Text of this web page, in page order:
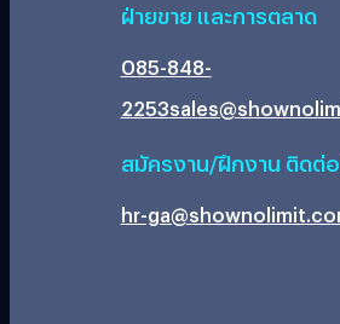
ฝ่ายขาย และการตลาด
085-848-
2253
สมัครงาน/ฝึกงาน ติดต่
hr-